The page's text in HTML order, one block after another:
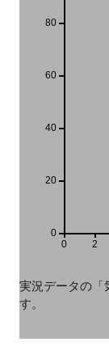
0 2
0
20
40
60
80
実況データの「
す。